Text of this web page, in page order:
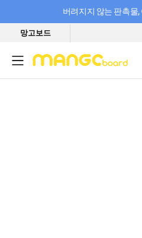
버려지지 않는 판촉물,
필요한 만큼 충전하고 끊김 없이 작
망고보드